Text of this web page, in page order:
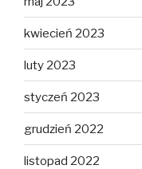
kwiecień 2023
luty 2023
styczeń 2023
grudzień 2022
listopad 2022